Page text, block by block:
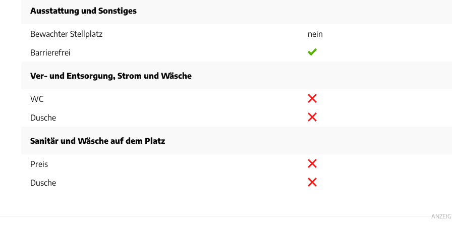
Ausstattung und Sonstiges
Bewachter Stellplatz
nein
Barrierefrei
Ver- und Entsorgung, Strom und Wäsche
WC
Dusche
Sanitär und Wäsche auf dem Platz
Preis
Dusche